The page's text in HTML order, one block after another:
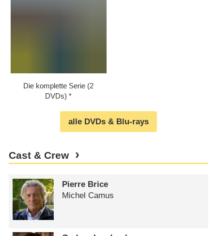
Die komplette Serie (2
DVDs)
alle DVDs & Blu-rays
Cast & Crew
Pierre Brice
Michel Camus